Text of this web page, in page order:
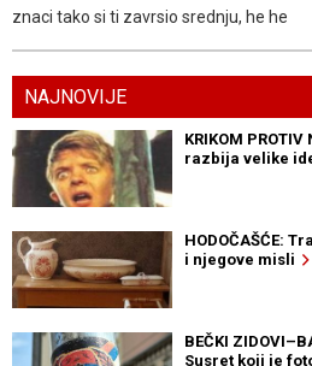
znaci tako si ti zavrsio srednju, he he
NAJNOVIJE
KRIKOM
razbija velike
HODOČAŠĆE:
i njegove misli
BEČKI
Susret koji je